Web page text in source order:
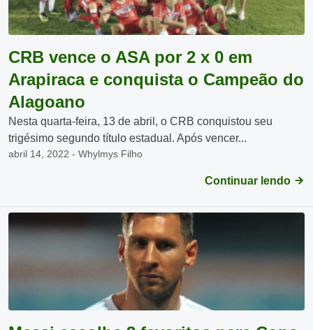
CRB vence o ASA por 2 x 0 em
Arapiraca e conquista o Campeão do
Alagoano
Nesta quarta-feira, 13 de abril, o CRB conquistou seu
trigésimo segundo título estadual. Após vencer...
abril 14, 2022 - Whylmys Filho
Continuar lendo